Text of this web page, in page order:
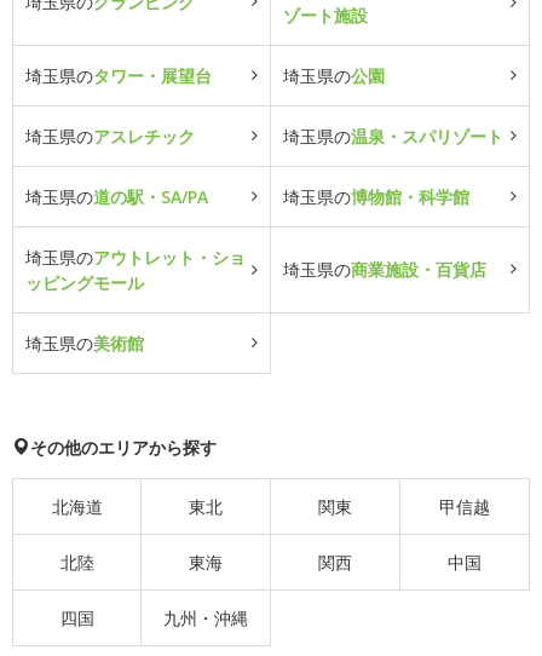
ゾート施設
埼玉県のタワー・展望台 埼玉県の公園
埼玉県のアスレチック 埼玉県の温泉・スパリゾート
埼玉県の道の駅・SA/PA 埼玉県の博物館・科学館
埼玉県のアウトレット・ショ
ッピングモール
埼玉県の商業施設・百貨店
埼玉県の美術館
その他のエリアから探す
北海道 東北 関東 甲信越
北陸 東海 関西 中国
四国 九州・沖縄